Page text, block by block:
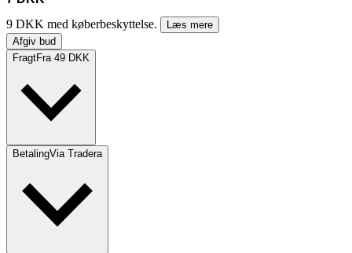
9 DKK med køberbeskyttelse.
Læs mere
Afgiv bud
FragtFra 49 DKK
BetalingVia Tradera